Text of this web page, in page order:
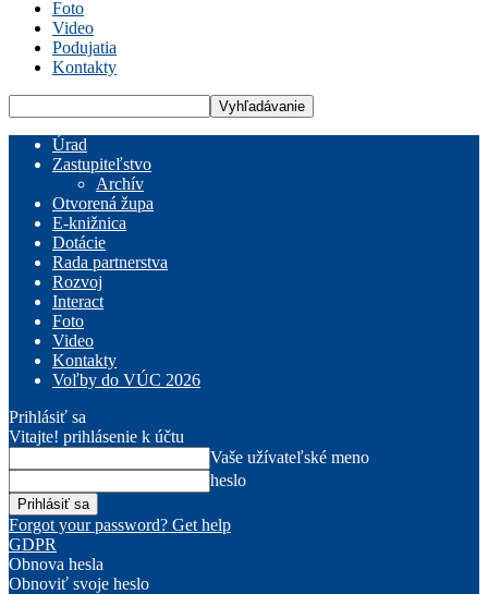
Foto
Video
Podujatia
Kontakty
Úrad
Zastupiteľstvo
Archív
Otvorená župa
E-knižnica
Dotácie
Rada partnerstva
Rozvoj
Interact
Foto
Video
Kontakty
Voľby do VÚC 2026
Prihlásiť sa
Vitajte! prihlásenie k účtu
Vaše užívateľské meno
heslo
Forgot your password? Get help
GDPR
Obnova hesla
Obnoviť svoje heslo